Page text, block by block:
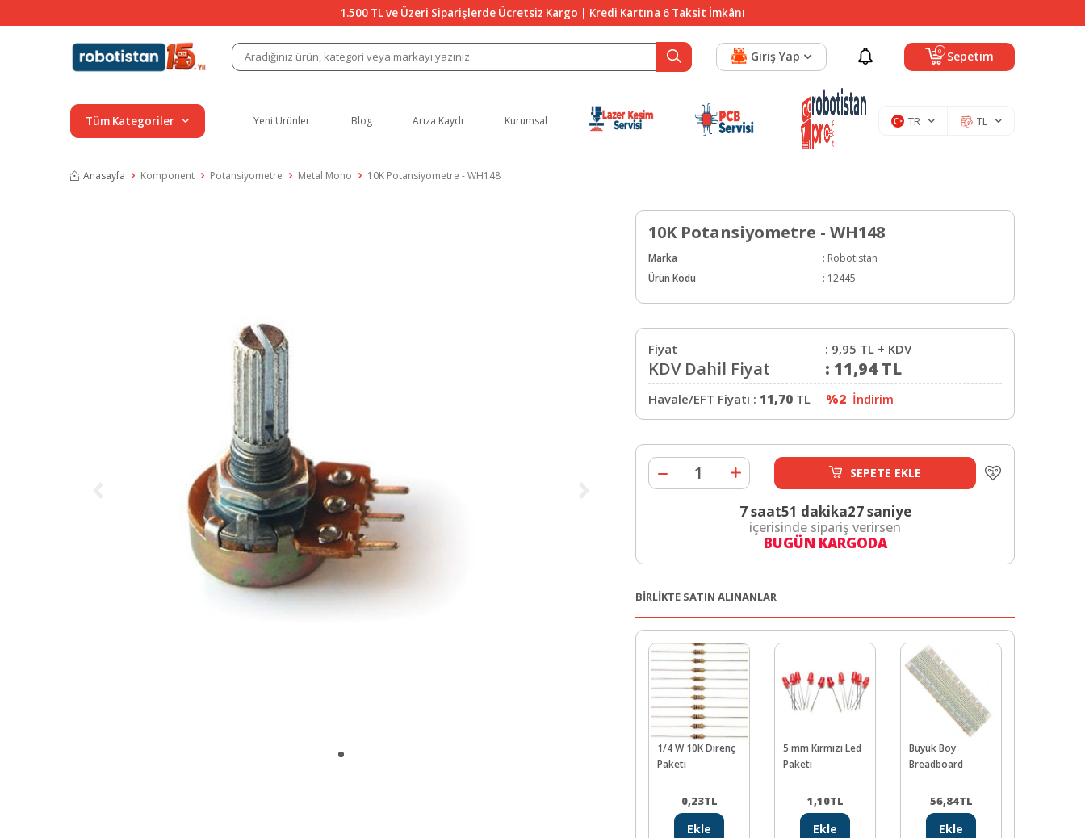
1.500 TL ve Üzeri Siparişlerde Ücretsiz Kargo | Kredi Kartına 6 Taksit İmkânı
0 Sepetim
Giriş Yap
Tüm Kategoriler Yeni Ürünler Blog Arıza Kaydı Kurumsal TR TL
Anasayfa Komponent Potansiyometre Metal Mono 10K Potansiyometre - WH148
10K Potansiyometre - WH148
Marka : Robotistan
Ürün Kodu
: 12445
Fiyat : 9,95 TL + KDV
KDV Dahil Fiyat : 11,94 TL
Havale/EFT Fiyatı : 11,70 TL %2 İndirim
SEPETE EKLE
7 saat51 dakika27 saniye
içerisinde sipariş verirsen
BUGÜN KARGODA
BİRLİKTE SATIN ALINANLAR
1/4 W 10K Direnç
Paketi
0,23TL
Ekle
5 mm Kırmızı Led
Paketi
1,10TL
Ekle
Büyük Boy
Breadboard
56,84TL
Ekle